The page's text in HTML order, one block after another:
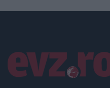
Linkuri utile